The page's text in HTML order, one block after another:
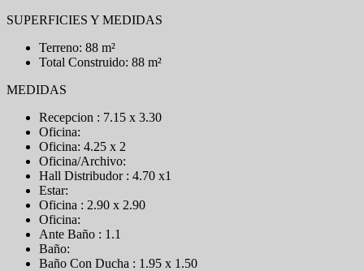
SUPERFICIES Y MEDIDAS
Terreno: 88 m²
Total Construido: 88 m²
MEDIDAS
Recepcion : 7.15 x 3.30
Oficina:
Oficina: 4.25 x 2
Oficina/Archivo:
Hall Distribudor : 4.70 x1
Estar:
Oficina : 2.90 x 2.90
Oficina:
Ante Baño : 1.1
Baño:
Baño Con Ducha : 1.95 x 1.50